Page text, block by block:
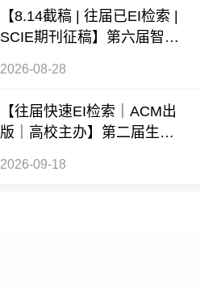
【8.14截稿 | 往届已EI检索 |
SCIE期刊征稿】第六届智能
2026-08-28
【往届快速EI检索｜ACM出
版｜高校主办】第二届生成
2026-09-18